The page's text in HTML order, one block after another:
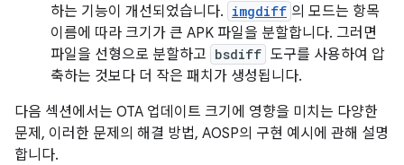
하는 기능이 개선되었습니다. imgdiff 의 모드는 항목
이름에 따라 크기가 큰 APK 파일을 분할합니다. 그러면
파일을 선형으로 분할하고 bsdiff 도구를 사용하여 압
축하는 것보다 더 작은 패치가 생성됩니다.
다음 섹션에서는 OTA 업데이트 크기에 영향을 미치는 다양한
문제, 이러한 문제의 해결 방법, AOSP의 구현 예시에 관해 설명
합니다.